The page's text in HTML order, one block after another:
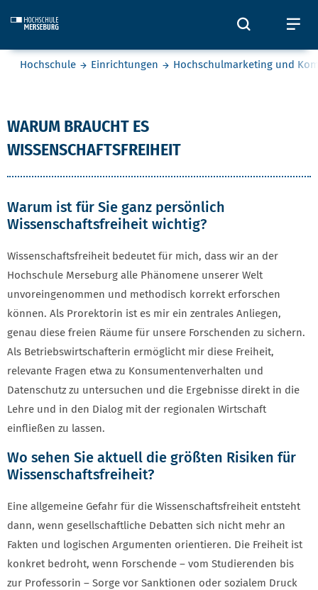
Öffnet
Sie befinden sich hier:
Hochschule Einrichtungen Hochschulmarketing und
WARUM BRAUCHT ES
WISSENSCHAFTSFREIHEIT
Warum ist für Sie ganz persönlich
Wissenschaftsfreiheit wichtig?
Wissenschaftsfreiheit bedeutet für mich, dass wir an der
Hochschule Merseburg alle Phänomene unserer Welt
unvoreingenommen und methodisch korrekt erforschen
können. Als Prorektorin ist es mir ein zentrales Anliegen,
genau diese freien Räume für unsere Forschenden zu sichern.
Als Betriebswirtschafterin ermöglicht mir diese Freiheit,
relevante Fragen etwa zu Konsumentenverhalten und
Datenschutz zu untersuchen und die Ergebnisse direkt in die
Lehre und in den Dialog mit der regionalen Wirtschaft
einfließen zu lassen.
Wo sehen Sie aktuell die größten Risiken für
Wissenschaftsfreiheit?
Eine allgemeine Gefahr für die Wissenschaftsfreiheit entsteht
dann, wenn gesellschaftliche Debatten sich nicht mehr an
Fakten und logischen Argumenten orientieren. Die Freiheit ist
konkret bedroht, wenn Forschende – vom Studierenden bis
zur Professorin – Sorge vor Sanktionen oder sozialem Druck